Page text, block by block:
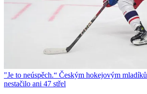
"Je to neúspěch.“ Českým hokejovým
nestačilo ani 47 střel